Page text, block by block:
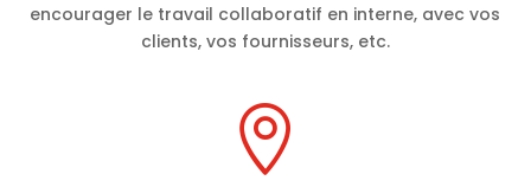
encourager le travail collaboratif en interne, avec vos
clients, vos fournisseurs, etc.
